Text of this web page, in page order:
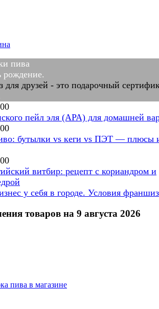
пива
рождение.
друзей - это подарочный
пейл эля (APA) для домашней
бутылки vs кеги vs ПЭТ — плюсы
витбир: рецепт с кориандром и
у себя в городе. Условия
товаров на 9 августа 2026